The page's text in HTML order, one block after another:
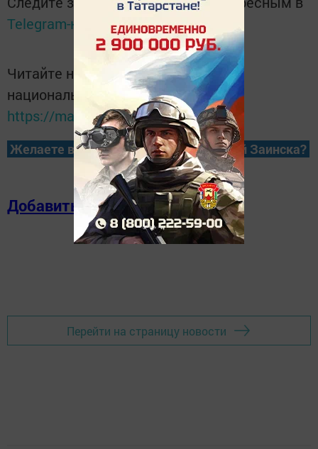
Telegram-каналеТатмедиа
Читайте новости Татарстана в
национальном мессенджере MАХ:
https://max.ru/tatmedia
Желаете всегда быть в курсе новостей Заинска?
Добавить в избранное
Перейти на страницу новости